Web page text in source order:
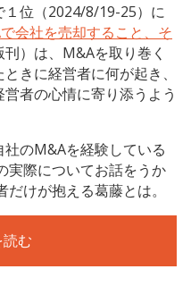
１位（2024/8/19-25）に
会社を売却すること、そ
刊）は、M&Aを取り巻く
きに経営者に何が起き、
者の心情に寄り添うよう
のM&Aを経験している
実際についてお話をうか
けが抱える葛藤とは。
む